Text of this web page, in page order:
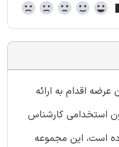
عرضه اقدام به ارائه
استخدامی کارشناس
است، این مجموعه